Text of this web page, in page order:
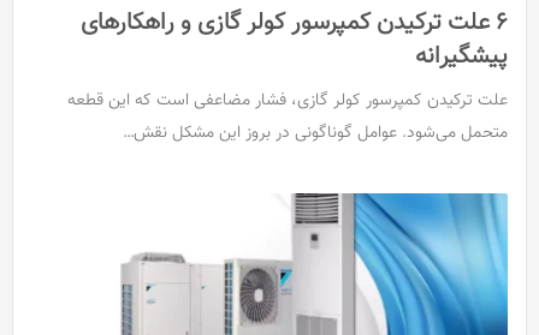
6 علت ترکیدن کمپرسور کولر گازی و راهکارهای
پیشگیرانه
علت ترکیدن کمپرسور کولر گازی، فشار مضاعفی است که این قطعه
متحمل می‌شود. عوامل گوناگونی در بروز این مشکل نقش…